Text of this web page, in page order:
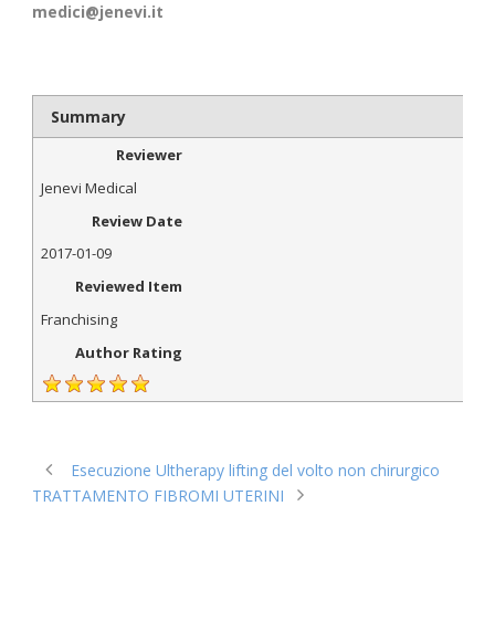
medici@jenevi.it
Summary
Reviewer
Jenevi Medical
Review Date
2017-01-09
Reviewed Item
Franchising
Author Rating
Esecuzione Ultherapy lifting del volto non chirurgico
TRATTAMENTO FIBROMI UTERINI